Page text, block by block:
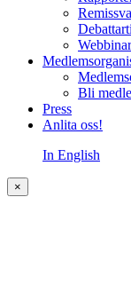
Bli
Press
Anlita oss!
In English
×